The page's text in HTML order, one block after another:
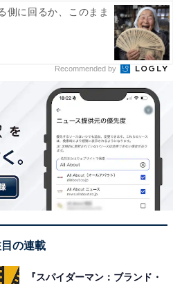
側に回るか、このまま
Recommended by
の連載
『スパイダーマン：ブランド・